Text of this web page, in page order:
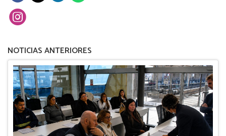
NOTICIAS ANTERIORES